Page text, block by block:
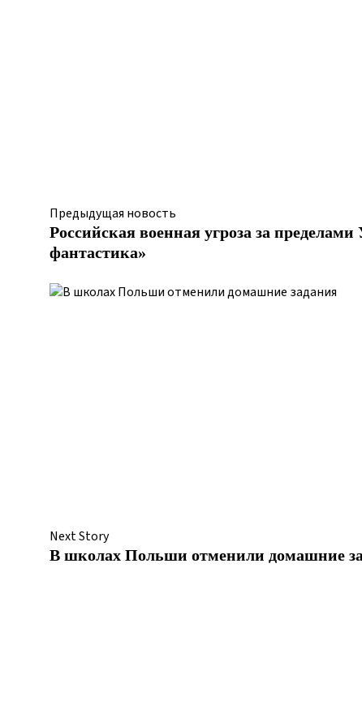
Предыдущая новость
Российская военная угроза за
фантастика»
Next Story
В школах Польши отменили домашние